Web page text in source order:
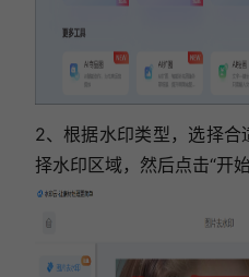
2、根据水印类型，选择
择水印区域，然后点击“开始